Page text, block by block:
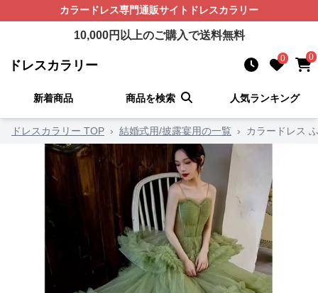
カラードレス専門通販サイト ドレスカラリー
10,000円以上のご購入で送料無料
ドレスカラリー 0 0
新着商品 商品を検索 人気ランキング
ドレスカラリー TOP › 結婚式用/披露宴用の一覧 › カラードレス